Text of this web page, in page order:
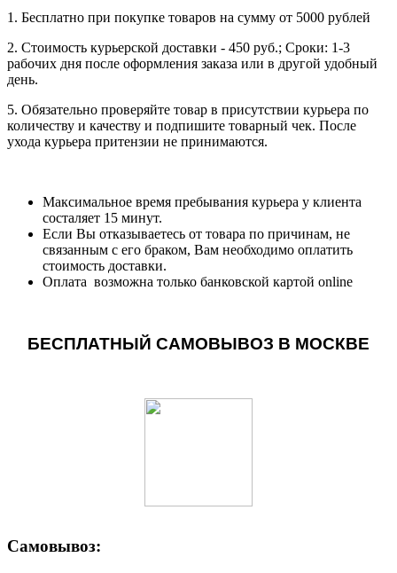
1. Бесплатно при покупке товаров на сумму от 5000 рублей
2. Стоимость курьерской доставки - 450 руб.; Сроки: 1-3
рабочих дня после оформления заказа или в другой удобный
день.
5. Обязательно проверяйте товар в присутствии курьера по
количеству и качеству и подпишите товарный чек. После
ухода курьера притензии не принимаются.
Максимальное время пребывания курьера у клиента
состаляет 15 минут.
Если Вы отказываетесь от товара по причинам, не
связанным с его браком, Вам необходимо оплатить
стоимость доставки.
Оплата возможна только банковской картой online
БЕСПЛАТНЫЙ САМОВЫВОЗ В МОСКВЕ
Самовывоз: